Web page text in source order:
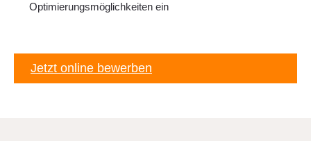
Optimierungsmöglichkeiten ein
Jetzt online bewerben